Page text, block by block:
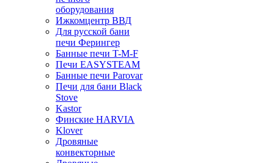
оборудования
Ижкомцентр ВВД
Для русской бани
печи Ферингер
Банные печи T-M-F
Печи EASYSTEAM
Банные печи Parovar
Печи для бани Black
Stove
Kastor
Финские HARVIA
Klover
Дровяные
конвекторные